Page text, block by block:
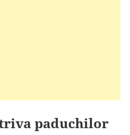
paduchilor